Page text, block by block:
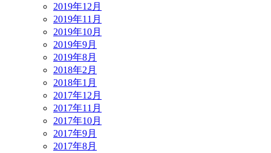
2019年12月
2019年11月
2019年10月
2019年9月
2019年8月
2018年2月
2018年1月
2017年12月
2017年11月
2017年10月
2017年9月
2017年8月